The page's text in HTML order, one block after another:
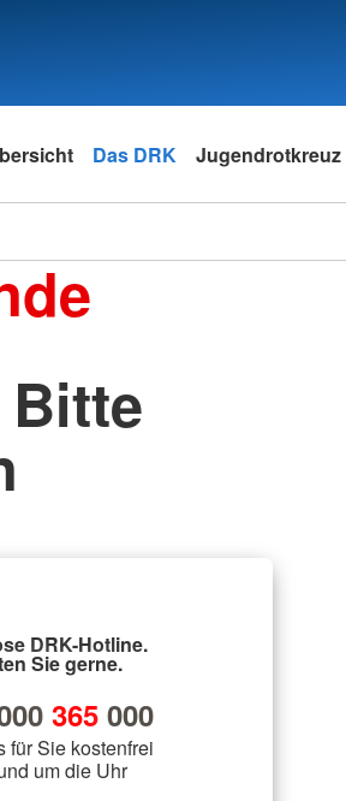
Das DRK
DRK-Hotline.
Sie gerne.
365000
für Sie kostenfrei
um die Uhr